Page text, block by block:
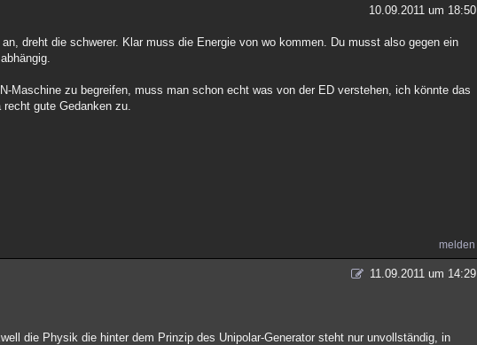
10.09.2011 um 18:50
dreht die schwerer. Klar muss die Energie von wo kommen. Du musst also gegen ein
Maschine zu begreifen, muss man schon echt was von der ED verstehen, ich könnte das
gute Gedanken zu.
melden
11.09.2011 um 14:29
die Physik die hinter dem Prinzip des Unipolar-Generator steht nur unvollständig, in